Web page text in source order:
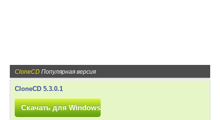
CloneCD Популярная версия
CloneCD 5.3.0.1